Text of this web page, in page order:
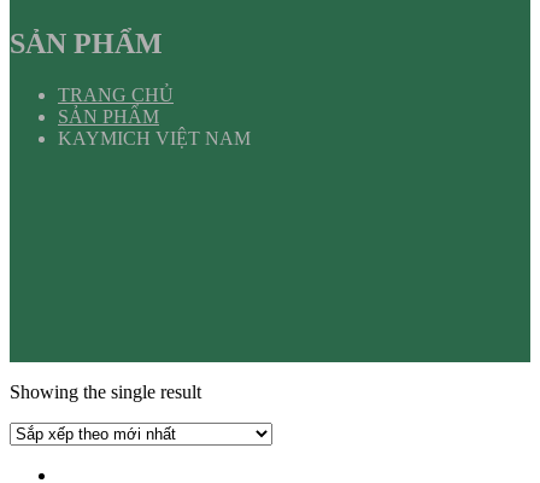
SẢN PHẨM
TRANG CHỦ
SẢN PHẨM
KAYMICH VIỆT NAM
Showing the single result